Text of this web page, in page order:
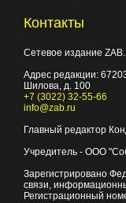
Контакты
Сетевое издание
Адрес редакции:
Шилова, д. 100
+7 (3022) 32-55-66
info@zab.ru
Главный редактор
Учредитель - ООО
Зарегистрировано
связи,
Регистрационный